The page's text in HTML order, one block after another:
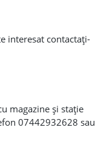
orașului și de
telefonic sau pe
interesat contactați-
magazine și stație
07442932628 sau